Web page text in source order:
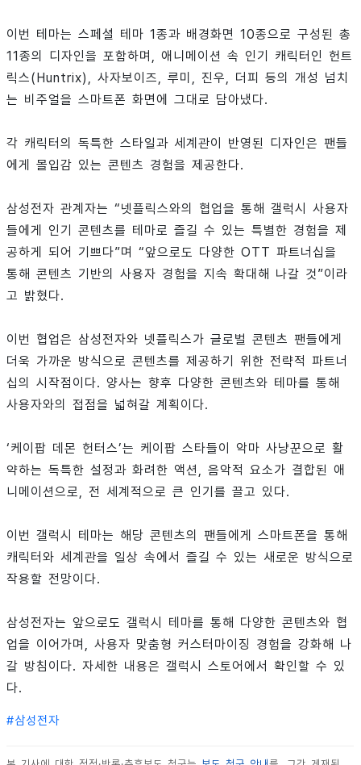
이번 테마는 스페셜 테마 1종과 배경화면 10종으로 구성된 총
11종의 디자인을 포함하며, 애니메이션 속 인기 캐릭터인 헌트
릭스(Huntrix), 사자보이즈, 루미, 진우, 더피 등의 개성 넘치
는 비주얼을 스마트폰 화면에 그대로 담아냈다.
각 캐릭터의 독특한 스타일과 세계관이 반영된 디자인은 팬들
에게 몰입감 있는 콘텐츠 경험을 제공한다.
삼성전자 관계자는 “넷플릭스와의 협업을 통해 갤럭시 사용자
들에게 인기 콘텐츠를 테마로 즐길 수 있는 특별한 경험을 제
공하게 되어 기쁘다”며 “앞으로도 다양한 OTT 파트너십을
통해 콘텐츠 기반의 사용자 경험을 지속 확대해 나갈 것”이라
고 밝혔다.
이번 협업은 삼성전자와 넷플릭스가 글로벌 콘텐츠 팬들에게
더욱 가까운 방식으로 콘텐츠를 제공하기 위한 전략적 파트너
십의 시작점이다. 양사는 향후 다양한 콘텐츠와 테마를 통해
사용자와의 접점을 넓혀갈 계획이다.
‘케이팝 데몬 헌터스’는 케이팝 스타들이 악마 사냥꾼으로 활
약하는 독특한 설정과 화려한 액션, 음악적 요소가 결합된 애
니메이션으로, 전 세계적으로 큰 인기를 끌고 있다.
이번 갤럭시 테마는 해당 콘텐츠의 팬들에게 스마트폰을 통해
캐릭터와 세계관을 일상 속에서 즐길 수 있는 새로운 방식으로
작용할 전망이다.
삼성전자는 앞으로도 갤럭시 테마를 통해 다양한 콘텐츠와 협
업을 이어가며, 사용자 맞춤형 커스터마이징 경험을 강화해 나
갈 방침이다. 자세한 내용은 갤럭시 스토어에서 확인할 수 있
다.
#삼성전자